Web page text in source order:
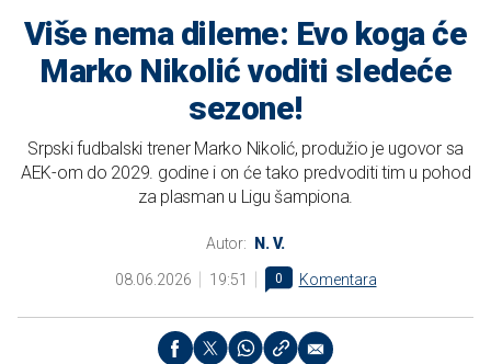
Više nema dileme: Evo koga će
Marko Nikolić voditi sledeće
sezone!
Srpski fudbalski trener Marko Nikolić, produžio je ugovor sa
AEK-om do 2029. godine i on će tako predvoditi tim u pohod
za plasman u Ligu šampiona.
Autor: N. V.
08.06.2026 19:51 0 Komentara